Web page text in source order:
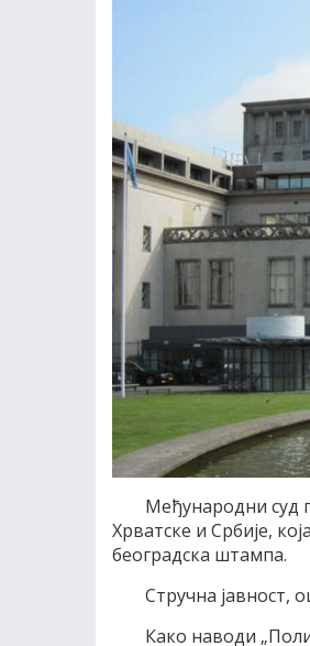
Међународни суд
Хрватске и Србије,
београдска штампа.
Стручна јавност,
Како наводи